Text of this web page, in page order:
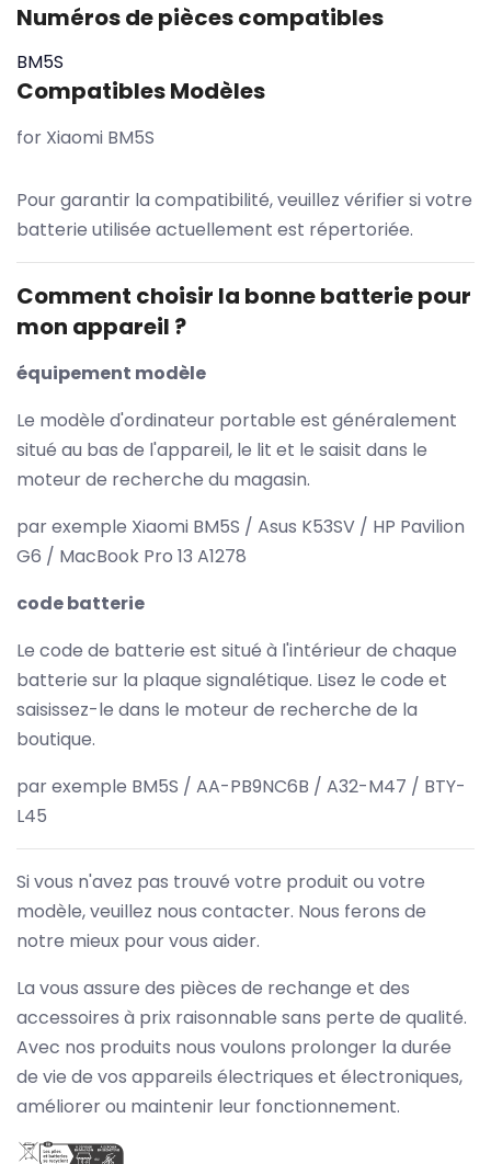
Numéros de pièces compatibles
BM5S
Compatibles Modèles
for Xiaomi BM5S
Pour garantir la compatibilité, veuillez vérifier si votre
batterie utilisée actuellement est répertoriée.
Comment choisir la bonne batterie pour
mon appareil ?
équipement modèle
Le modèle d'ordinateur portable est généralement
situé au bas de l'appareil, le lit et le saisit dans le
moteur de recherche du magasin.
par exemple Xiaomi BM5S / Asus K53SV / HP Pavilion
G6 / MacBook Pro 13 A1278
code batterie
Le code de batterie est situé à l'intérieur de chaque
batterie sur la plaque signalétique. Lisez le code et
saisissez-le dans le moteur de recherche de la
boutique.
par exemple BM5S / AA-PB9NC6B / A32-M47 / BTY-
L45
Si vous n'avez pas trouvé votre produit ou votre
modèle, veuillez nous contacter. Nous ferons de
notre mieux pour vous aider.
La vous assure des pièces de rechange et des
accessoires à prix raisonnable sans perte de qualité.
Avec nos produits nous voulons prolonger la durée
de vie de vos appareils électriques et électroniques,
améliorer ou maintenir leur fonctionnement.